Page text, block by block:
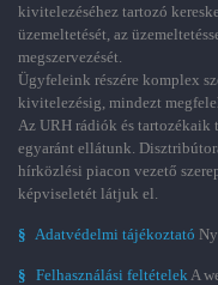
kivitelezéséhez tartozó
üzemeltetését, az
megszervezését.
Ügyfeleink részére komplex
kivitelezésig, mindezt
Az URH rádiók és tartozékaik
egyaránt ellátunk.
hírközlési piacon vezető
képviseletét látjuk el.
§ Adatvédelmi tájékoztató
§ Felhasználási feltételekA